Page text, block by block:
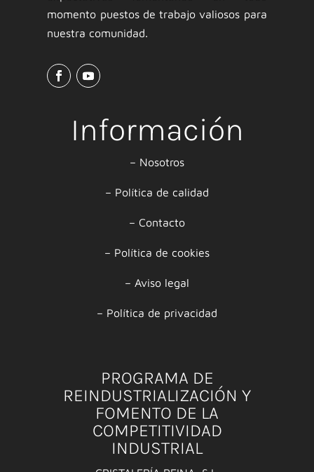
momento puestos de trabajo valiosos para
nuestra comunidad.
Información
– Nosotros
– Política de calidad
– Contacto
– Política de cookies
– Aviso legal
– Política de privacidad
PROGRAMA DE
REINDUSTRIALIZACIÓN Y
FOMENTO DE LA
COMPETITIVIDAD
INDUSTRIAL